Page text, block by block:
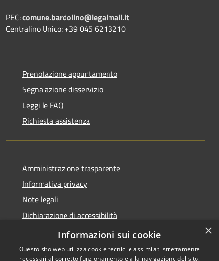
PEC:comune.bardolino@legalmail.it
Centralino Unico: +39 045 6213210
Prenotazione appuntamento
Segnalazione disservizio
Leggi le FAQ
Richiesta assistenza
Amministrazione trasparente
Informativa privacy
Note legali
Dichiarazione di accessibilità
Link app municipium
×
Informazioni sui cookie
Questo sito web utilizza cookie tecnici e assimilati strettamente
necessari al corretto funzionamento e alla navigazione del sito,